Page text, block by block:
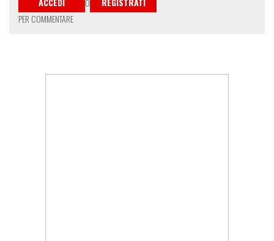
O
PER COMMENTARE